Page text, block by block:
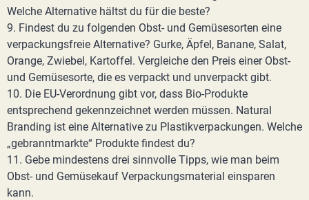
Welche Alternative hältst du für die beste?
9. Findest du zu folgenden Obst- und Gemüsesorten eine
verpackungsfreie Alternative? Gurke, Äpfel, Banane, Salat,
Orange, Zwiebel, Kartoffel. Vergleiche den Preis einer Obst-
und Gemüsesorte, die es verpackt und unverpackt gibt.
10. Die EU-Verordnung gibt vor, dass Bio-Produkte
entsprechend gekennzeichnet werden müssen. Natural
Branding ist eine Alternative zu Plastikverpackungen. Welche
„gebranntmarkte“ Produkte findest du?
11. Gebe mindestens drei sinnvolle Tipps, wie man beim
Obst- und Gemüsekauf Verpackungsmaterial einsparen
kann.